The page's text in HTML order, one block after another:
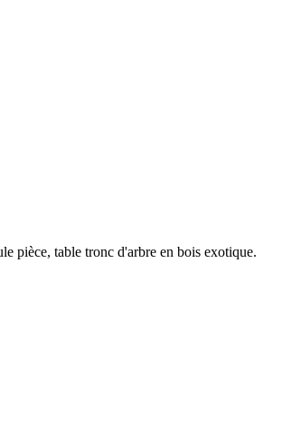
pièce, table tronc d'arbre en bois exotique.